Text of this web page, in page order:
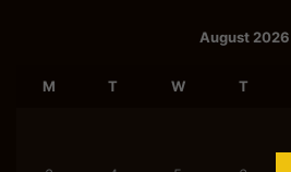
August 2026
M T W T